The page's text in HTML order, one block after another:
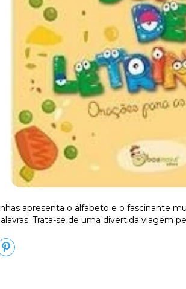
apresenta o alfabeto e o fascinante
Trata-se de uma divertida viagem